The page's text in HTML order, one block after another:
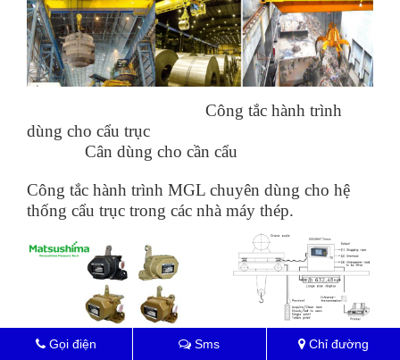
Công tắc hành trình
dùng cho cẩu trục
Cân dùng cho cần cẩu
Công tắc hành trình MGL chuyên dùng cho hệ
thống cẩu trục trong các nhà máy thép.
Thiết bị bảo vệ băng tải
Gọi điện Sms Chỉ đường